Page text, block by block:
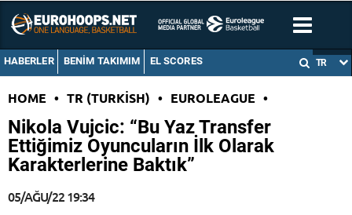
HABERLER BENIM TAKIMIM EL SCORES TR
HOME • TR (TURKISH) • EUROLEAGUE •
Nikola Vujcic: “Bu Yaz Transfer
Ettiğimiz Oyuncuların İlk Olarak
Karakterlerine Baktık”
05/AĞU/22 19:34